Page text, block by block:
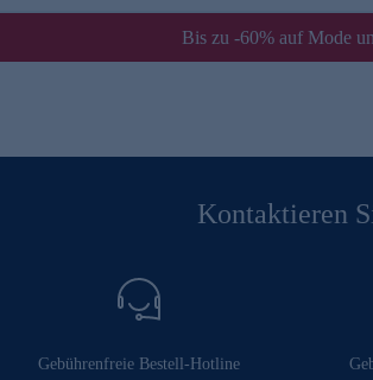
Bis zu -60% auf Mode
Kontaktieren
Gebührenfreie Bestell-Hotline